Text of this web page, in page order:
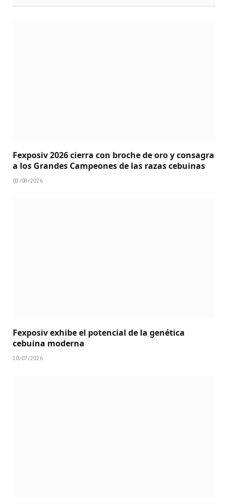
Fexposiv 2026 cierra con broche de oro y consagra
a los Grandes Campeones de las razas cebuinas
03/08/2026
Fexposiv exhibe el potencial de la genética
cebuina moderna
30/07/2026